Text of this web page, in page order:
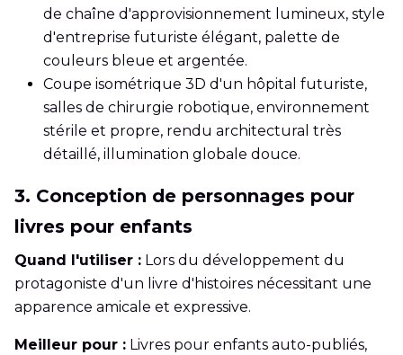
de chaîne d'approvisionnement lumineux, style
d'entreprise futuriste élégant, palette de
couleurs bleue et argentée.
Coupe isométrique 3D d'un hôpital futuriste,
salles de chirurgie robotique, environnement
stérile et propre, rendu architectural très
détaillé, illumination globale douce.
3. Conception de personnages pour
livres pour enfants
Quand l'utiliser : Lors du développement du
protagoniste d'un livre d'histoires nécessitant une
apparence amicale et expressive.
Meilleur pour : Livres pour enfants auto-publiés,